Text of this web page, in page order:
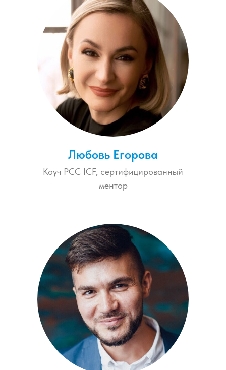
Любовь Егорова
Коуч РСС ICF, сертифицированный
ментор